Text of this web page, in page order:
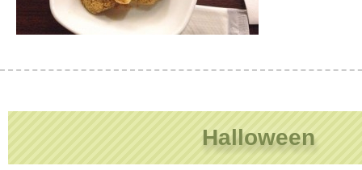
Halloween